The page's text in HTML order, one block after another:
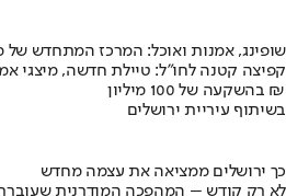
שופינג, אמנות ואוכל: המרכז המתחדש של
קפיצה קטנה לחו"ל: טיילת חדשה, מיצגי
בהשקעה של 100 מיליון ₪
בשיתוף עיריית ירושלים
כך ירושלים ממציאה את עצמה מחדש
לא רק קודש – המהפכה המודרנית